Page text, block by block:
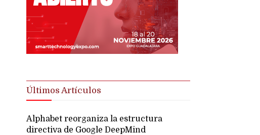
Últimos Artículos
Alphabet reorganiza la estructura
directiva de Google DeepMind